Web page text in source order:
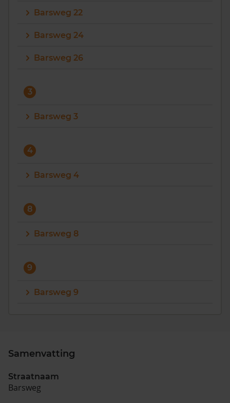
Barsweg 22
Barsweg 24
Barsweg 26
3
Barsweg 3
4
Barsweg 4
8
Barsweg 8
9
Barsweg 9
Samenvatting
Straatnaam
Barsweg